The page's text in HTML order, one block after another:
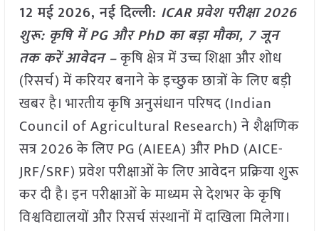
12 मई2026, नई दिल्ली: ICAR प्रवेश परीक्षा 2026
शुरू: कृषि में PG और PhD का बड़ा मौका, 7 जून
तक करें आवेदन –कृषि क्षेत्र में उच्च शिक्षा और शोध
(रिसर्च) में करियर बनाने के इच्छुक छात्रों के लिए बड़ी
खबर है। भारतीय कृषि अनुसंधान परिषद (Indian
Council of Agricultural Research) ने शैक्षणिक
सत्र 2026 के लिए PG (AIEEA) और PhD (AICE-
JRF/SRF) प्रवेश परीक्षाओं के लिए आवेदन प्रक्रिया शुरू
कर दी है। इन परीक्षाओं के माध्यम से देशभर के कृषि
विश्वविद्यालयों और रिसर्च संस्थानों में दाखिला मिलेगा।